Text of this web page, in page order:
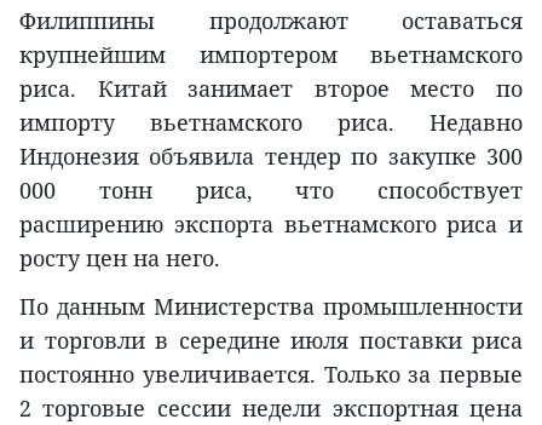
Филиппины продолжают оставаться
крупнейшим импортером вьетнамского
риса. Китай занимает второе место по
импорту вьетнамского риса. Недавно
Индонезия объявила тендер по закупке 300
000 тонн риса, что способствует
расширению экспорта вьетнамского риса и
росту цен на него.
По данным Министерства промышленности
и торговли в середине июля поставки риса
постоянно увеличивается. Только за первые
2 торговые сессии недели экспортная цена